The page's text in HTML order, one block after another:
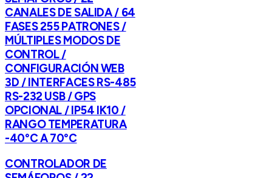
CANALES DE SALIDA / 64
FASES 255 PATRONES /
MÚLTIPLES MODOS DE
CONTROL /
CONFIGURACIÓN WEB
3D / INTERFACES RS-485
RS-232 USB / GPS
OPCIONAL / IP54 IK10 /
RANGO TEMPERATURA
-40°C A 70°C
CONTROLADOR DE